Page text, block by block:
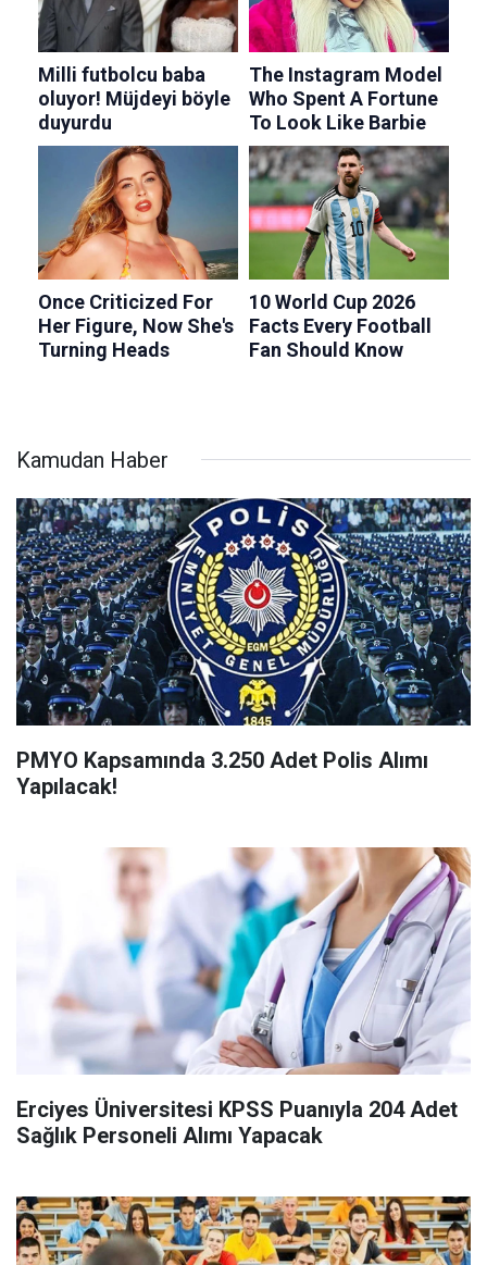
Kamudan Haber
PMYO Kapsamında 3.250 Adet Polis Alımı
Yapılacak!
Erciyes Üniversitesi KPSS Puanıyla 204 Adet
Sağlık Personeli Alımı Yapacak